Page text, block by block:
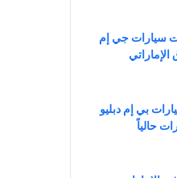
سيارات جي إم
بي إم دبليو
حالياً